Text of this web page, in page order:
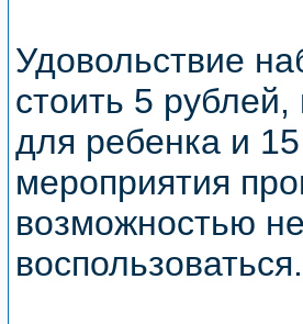
Удовольствие
стоить 5
для ребенка и
мероприятия
возможностью
воспользоваться.